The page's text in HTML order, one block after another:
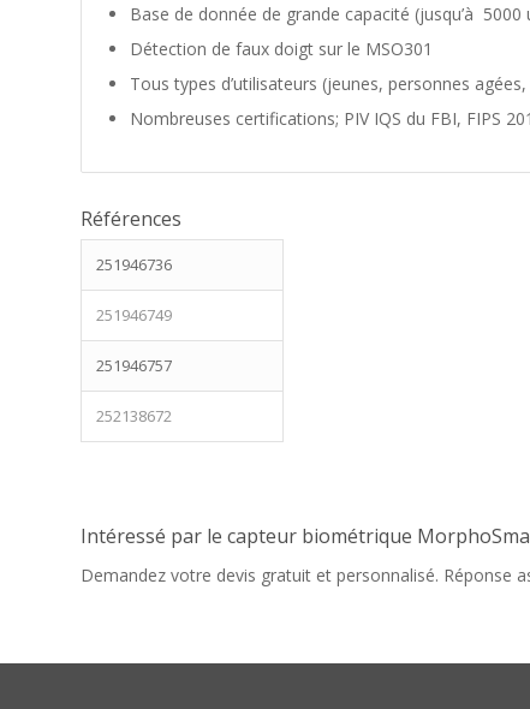
Base de donnée de grande capacité (jusqu’à 5000
Détection de faux doigt sur le MSO301
Tous types d’utilisateurs (jeunes, personnes
Nombreuses certifications; PIV IQS du FBI, FIPS
Références
251946736
251946749
251946757
252138672
Intéressé par le capteur biométrique
Demandez votre devis gratuit et personnalisé. Réponse